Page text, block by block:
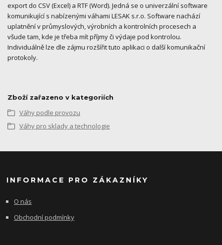
export do CSV (Excel) a RTF (Word). Jedná se o univerzální software
komunikující s nabízenými váhami LESAK s.r.o. Software nachází
uplatnění v průmyslových, výrobních a kontrolních procesech a
všude tam, kde je třeba mít příjmy či výdaje pod kontrolou.
Individuálně lze dle zájmu rozšířit tuto aplikaci o další komunikační
protokoly.
Zboží zařazeno v kategoriích
Váhy podle provozu
Váhy pro sklady a technologie
INFORMACE PRO ZÁKAZNÍKY
O nás
Obchodní podmínky